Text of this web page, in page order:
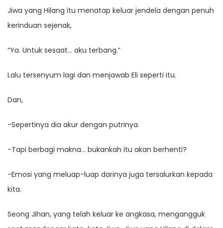
Jiwa yang Hilang itu menatap keluar jendela dengan penuh
kerinduan sejenak,
“Ya. Untuk sesaat… aku terbang.”
Lalu tersenyum lagi dan menjawab Eli seperti itu.
Dan,
-Sepertinya dia akur dengan putrinya.
-Tapi berbagi makna… bukankah itu akan berhenti?
-Emosi yang meluap-luap darinya juga tersalurkan kepada
kita.
Seong Jihan, yang telah keluar ke angkasa, mengangguk